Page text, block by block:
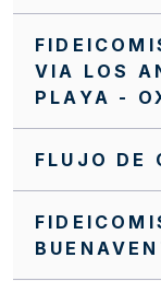
VIA LOS
PLAYA -
FLUJO DE